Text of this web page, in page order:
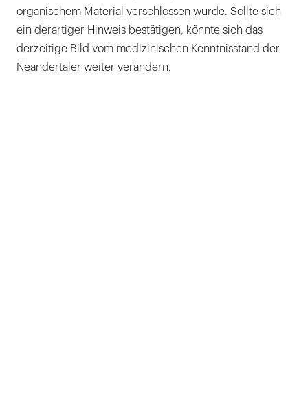
organischem Material verschlossen wurde. Sollte sich
ein derartiger Hinweis bestätigen, könnte sich das
derzeitige Bild vom medizinischen Kenntnisstand der
Neandertaler weiter verändern.